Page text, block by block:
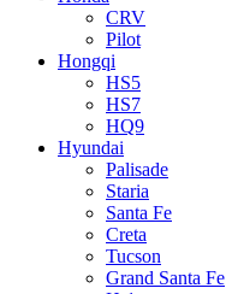
CRV
Pilot
Hongqi
HS5
HS7
HQ9
Hyundai
Palisade
Staria
Santa Fe
Creta
Tucson
Grand Santa Fe